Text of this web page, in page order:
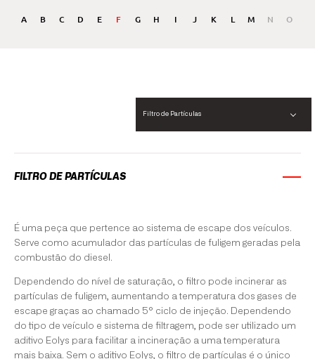
A B C D E F G H I J K L M N O
Filtro de Partículas
FILTRO DE PARTÍCULAS
É uma peça que pertence ao sistema de escape dos veículos.
Serve como acumulador das partículas de fuligem geradas pela
combustão do diesel.
Dependendo do nível de saturação, o filtro pode incinerar as
partículas de fuligem, aumentando a temperatura dos gases de
escape graças ao chamado 5º ciclo de injeção. Dependendo
do tipo de veículo e sistema de filtragem, pode ser utilizado um
aditivo Eolys para facilitar a incineração a uma temperatura
mais baixa. Sem o aditivo Eolys, o filtro de partículas é o único